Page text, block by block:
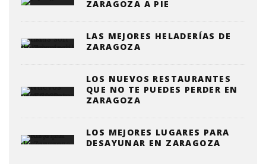
ZARAGOZA A PIE
LAS MEJORES HELADERÍAS DE
ZARAGOZA
LOS NUEVOS RESTAURANTES
QUE NO TE PUEDES PERDER EN
ZARAGOZA
LOS MEJORES LUGARES PARA
DESAYUNAR EN ZARAGOZA